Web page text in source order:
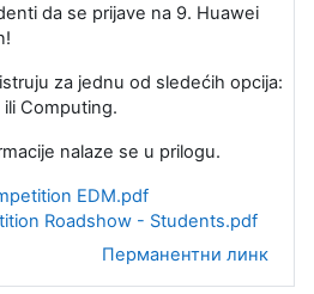
da se prijave na 9. Huawei
za jednu od sledećih opcija:
Computing.
nalaze se u prilogu.
EDM.pdf
Roadshow - Students.pdf
Перманентни линк